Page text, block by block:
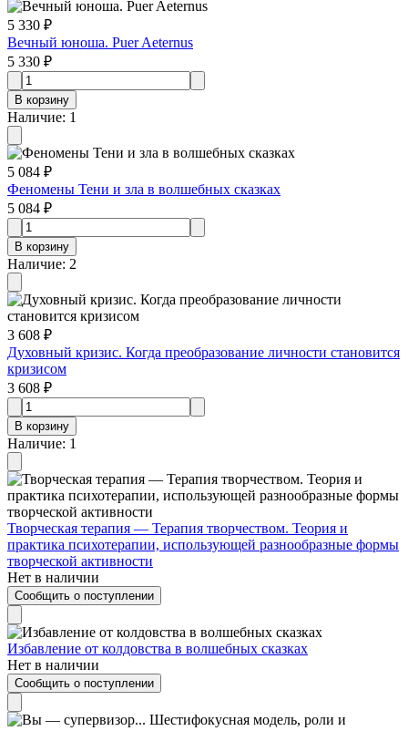
5 330 ₽
Вечный юноша. Puer Aeternus
5 330 ₽
В корзину
Наличие: 1
5 084 ₽
Феномены Тени и зла в волшебных сказках
5 084 ₽
В корзину
Наличие: 2
3 608 ₽
Духовный кризис. Когда преобразование личности становится
кризисом
3 608 ₽
В корзину
Наличие: 1
Творческая терапия — Терапия творчеством. Теория и
практика психотерапии, использующей разнообразные формы
творческой активности
Нет в наличии
Сообщить о поступлении
Избавление от колдовства в волшебных сказках
Нет в наличии
Сообщить о поступлении